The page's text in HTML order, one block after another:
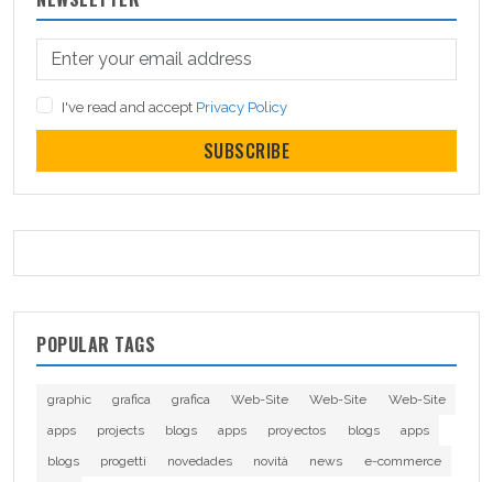
I've read and accept Privacy Policy
SUBSCRIBE
POPULAR TAGS
graphic grafica grafica Web-Site Web-Site
Web-Site
apps
projects blogs apps proyectos blogs
apps
blogs
progetti novedades novità news
e-commerce